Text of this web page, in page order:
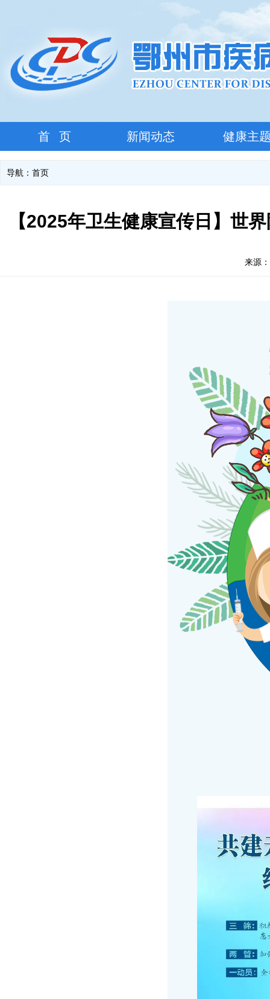
首 页 新闻动态 健康主
导航： 首页
【2025年卫生健康宣传日】世
来源